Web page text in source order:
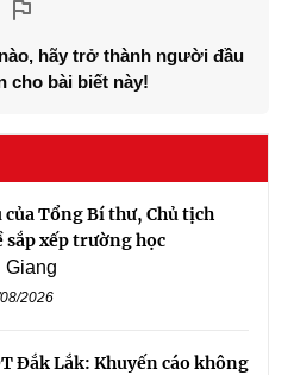
hãy trở thành người đầu
cho bài biết này!
của Tổng Bí thư, Chủ tịch
sắp xếp trường học
Giang
2026
Đắk Lắk: Khuyến cáo không